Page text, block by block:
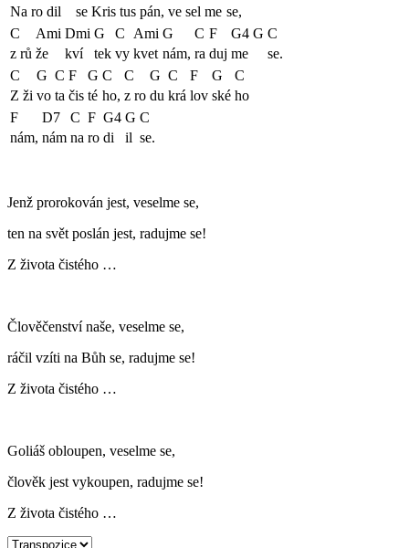
Na ro dil se Kris tus pán, ve sel me se,
C
Ami Dmi G C Ami G C F G4 G C
z rů že kví tek vy kvet nám, ra duj me
se.
C
G C F G C C G C F G
C
Z ži vo ta čis té ho, z ro du krá lov ské ho
F
D7 C F G4 G C
nám, nám na ro di il se.
Jenž prorokován jest, veselme se,
ten na svět poslán jest, radujme se!
Z života čistého …
Člověčenství naše, veselme se,
ráčil vzíti na Bůh se, radujme se!
Z života čistého …
Goliáš obloupen, veselme se,
člověk jest vykoupen, radujme se!
Z života čistého …